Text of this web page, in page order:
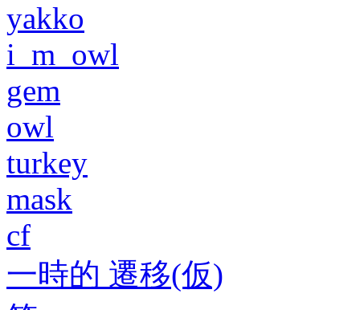
yakko
i_m_owl
gem
owl
turkey
mask
cf
一時的 遷移(仮)